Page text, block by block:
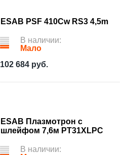
ESAB PSF 410Cw RS3 4,5m
В наличии:
Мало
102 684 руб.
ESAB Плазмотрон с
шлейфом 7,6м PT31XLPC
В наличии: